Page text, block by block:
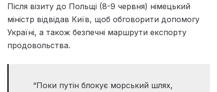
Після візиту до Польщі (8-9 червня) німецький
міністр відвідав Київ, щоб обговорити допомогу
Україні, а також безпечні маршрути експорту
продовольства.
“Поки путін блокує морський шлях,